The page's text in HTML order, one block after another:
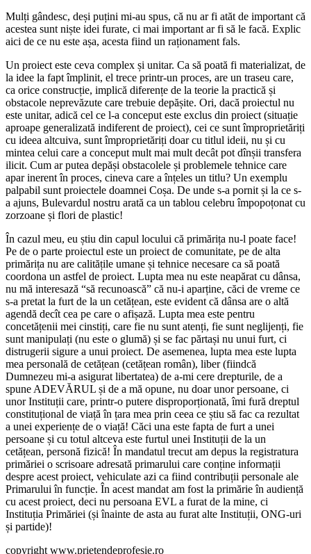
Mulți gândesc, deși puțini mi-au spus, că nu ar fi atăt de important că
acestea sunt niște idei furate, ci mai important ar fi să le facă. Explic
aici de ce nu este așa, acesta fiind un raționament fals.
Un proiect este ceva complex și unitar. Ca să poată fi materializat, de
la idee la fapt împlinit, el trece printr-un proces, are un traseu care,
ca orice construcție, implică diferențe de la teorie la practică și
obstacole neprevăzute care trebuie depășite. Ori, dacă proiectul nu
este unitar, adică cel ce l-a conceput este exclus din proiect (situație
aproape generalizată indiferent de proiect), cei ce sunt împroprietăriți
cu ideea altcuiva, sunt împroprietăriți doar cu titlul ideii, nu și cu
mintea celui care a conceput mult mai mult decât pot dînșii transfera
ilicit. Cum ar putea depăși obstacolele și problemele tehnice care
apar inerent în proces, cineva care a înțeles un titlu? Un exemplu
palpabil sunt proiectele doamnei Coșa. De unde s-a pornit și la ce s-
a ajuns, Bulevardul nostru arată ca un tablou celebru împopoțonat cu
zorzoane și flori de plastic!
În cazul meu, eu știu din capul locului că primărița nu-l poate face!
Pe de o parte proiectul este un proiect de comunitate, pe de alta
primărița nu are calitățile umane și tehnice necesare ca să poată
coordona un astfel de proiect. Lupta mea nu este neapărat cu dânsa,
nu mă interesază “să recunoască” că nu-i aparține, căci de vreme ce
s-a pretat la furt de la un cetățean, este evident că dânsa are o altă
agendă decît cea pe care o afișază. Lupta mea este pentru
concetățenii mei cinstiți, care fie nu sunt atenți, fie sunt neglijenți, fie
sunt manipulați (nu este o glumă) și se fac părtași nu unui furt, ci
distrugerii sigure a unui proiect. De asemenea, lupta mea este lupta
mea personală de cetățean (cetățean român), liber (fiindcă
Dumnezeu mi-a asigurat libertatea) de a-mi cere drepturile, de a
spune ADEVĂRUL și de a mă opune, nu doar unor persoane, ci
unor Instituții care, printr-o putere disproporționată, îmi fură dreptul
constituțional de viață în țara mea prin ceea ce știu să fac ca rezultat
a unei experiențe de o viață! Căci una este fapta de furt a unei
persoane și cu totul altceva este furtul unei Instituții de la un
cetățean, personă fizică! În mandatul trecut am depus la registratura
primăriei o scrisoare adresată primarului care conține informații
despre acest proiect, vehiculate azi ca fiind contribuții personale ale
Primarului în funcție. În acest mandat am fost la primărie în audiență
cu acest proiect, deci nu persoana EVL a furat de la mine, ci
Instituția Primăriei (și înainte de asta au furat alte Instituții, ONG-uri
și partide)!
copyright www.prietendeprofesie.ro